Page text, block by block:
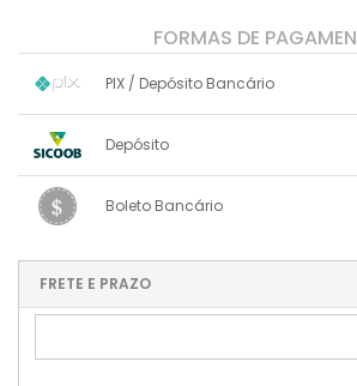
FORMAS DE
PIX / Depósito Bancário
.
Depósito
.
Boleto Bancário
...
FRETE E PRAZO